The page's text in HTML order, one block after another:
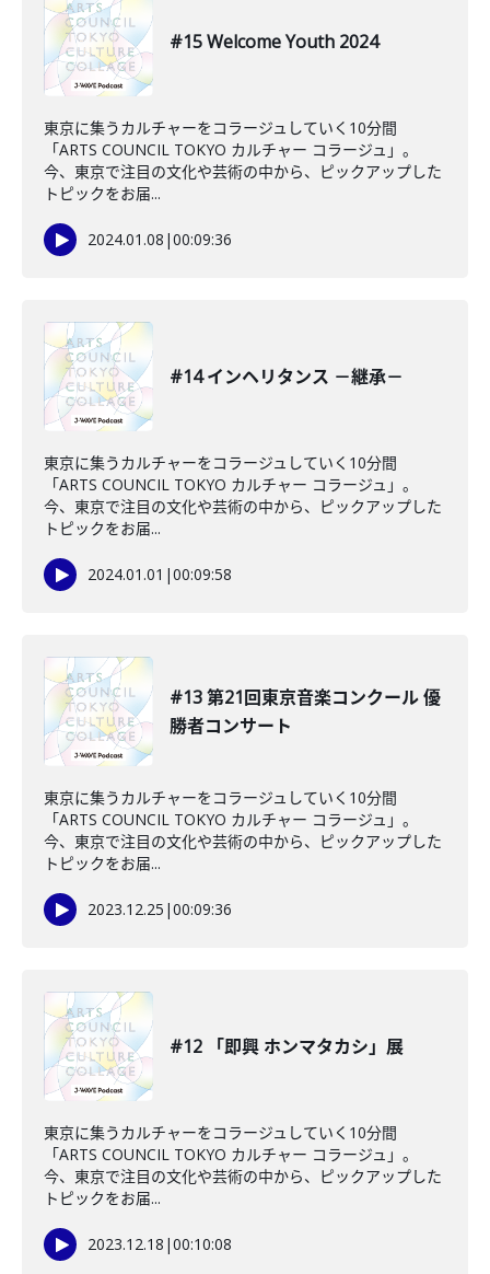
#15 Welcome Youth 2024
東京に集うカルチャーをコラージュしていく10分間
「ARTS COUNCIL TOKYO カルチャー コラージュ」。
今、東京で注目の文化や芸術の中から、ピックアップした
トピックをお届...
2024.01.08 |00:09:36
#14 インヘリタンス －継承－
東京に集うカルチャーをコラージュしていく10分間
「ARTS COUNCIL TOKYO カルチャー コラージュ」。
今、東京で注目の文化や芸術の中から、ピックアップした
トピックをお届...
2024.01.01 |00:09:58
#13 第21回東京音楽コンクール 優
勝者コンサート
東京に集うカルチャーをコラージュしていく10分間
「ARTS COUNCIL TOKYO カルチャー コラージュ」。
今、東京で注目の文化や芸術の中から、ピックアップした
トピックをお届...
2023.12.25 |00:09:36
#12 「即興 ホンマタカシ」展
東京に集うカルチャーをコラージュしていく10分間
「ARTS COUNCIL TOKYO カルチャー コラージュ」。
今、東京で注目の文化や芸術の中から、ピックアップした
トピックをお届...
2023.12.18 |00:10:08